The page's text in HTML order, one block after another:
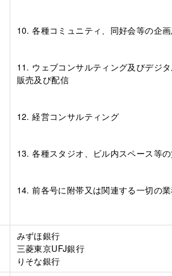
10. 各種コミュニティ、同好会等の企
11. ウェブコンサルティング及びデジ
販売及び配信
12. 経営コンサルティング
13. 各種スタジオ、ビル内スペース等
14. 前各号に附帯又は関連する一切の
みずほ銀行
三菱東京UFJ銀行
りそな銀行